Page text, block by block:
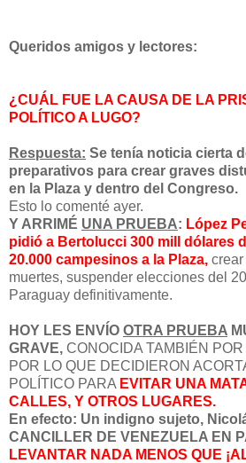
Queridos amigos y lectores:
¿CUÁL FUE LA CAUSA DE LA
POLÍTICO A LUGO?
Respuesta: Se tenía noticia cierta
preparativos para crear graves
en la Plaza y dentro del Congreso.
Esto lo comenté ayer.
Y ARRIMÉ UNA PRUEBA: López
pidió a Bertolucci 300 mill dólares
20.000 campesinos a la Plaza,
muertes, suspender elecciones del
Paraguay definitivamente.
HOY LES ENVÍO OTRA PRUEBA
GRAVE, CONOCIDA TAMBIÉN
POR LO QUE DECIDIERON
POLÍTICO PARA EVITAR UNA
CALLES, Y OTROS LUGARES.
En efecto: Un indigno sujeto,
CANCILLER DE VENEZUELA EN
LEVANTAR NADA MENOS QUE